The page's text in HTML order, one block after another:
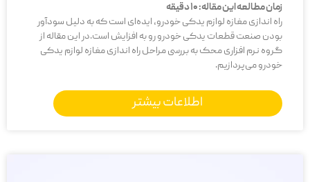
زمان مطالعه این مقاله:10دقیقه
راه اندازی مغازه لوازم یدکی خودرو، ایده‌ای است که به دلیل سودآور
بودن صنعت قطعات یدکی خودرو رو به افزایش است.در این مقاله از
گروه نرم افزاری محک به بررسی مراحل راه اندازی مغازه لوازم یدکی
خودرو می‌پردازیم.
اطلاعات بیشتر